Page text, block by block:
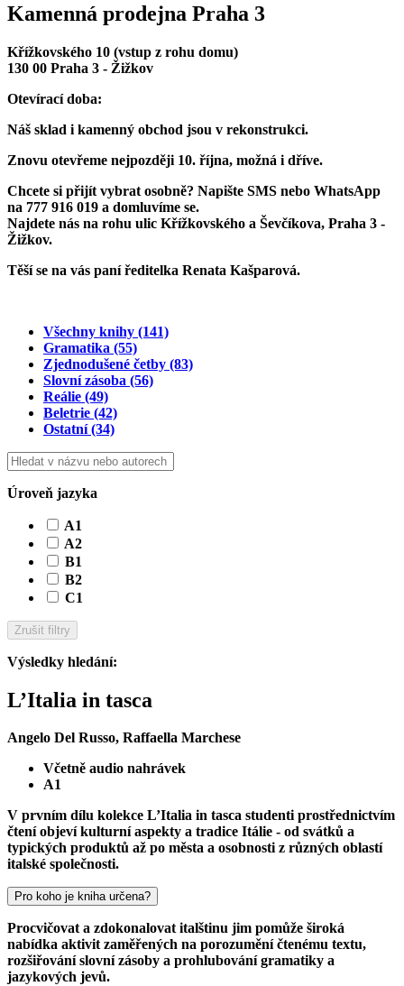
Kamenná prodejna Praha 3
Křížkovského 10 (vstup z rohu domu)
130 00 Praha 3 - Žižkov
Otevírací doba:
Náš sklad i kamenný obchod jsou v rekonstrukci.
Znovu otevřeme nejpozději 10. října, možná i dříve.
Chcete si přijít vybrat osobně? Napište SMS nebo WhatsApp
na 777 916 019 a domluvíme se.
Najdete nás na rohu ulic Křížkovského a Ševčíkova, Praha 3 -
Žižkov.
Těší se na vás paní ředitelka Renata Kašparová.
Všechny knihy (141)
Gramatika (55)
Zjednodušené četby (83)
Slovní zásoba (56)
Reálie (49)
Beletrie (42)
Ostatní(34)
Úroveň jazyka
A1
A2
B1
B2
C1
Zrušit filtry
Výsledky hledání:
L’Italia in tasca
Angelo Del Russo, Raffaella Marchese
Včetně audio nahrávek
A1
V prvním dílu kolekce L’Italia in tasca studenti prostřednictvím
čtení objeví kulturní aspekty a tradice Itálie - od svátků a
typických produktů až po města a osobnosti z různých oblastí
italské společnosti.
Pro koho je kniha určena?
Procvičovat a zdokonalovat italštinu jim pomůže široká
nabídka aktivit zaměřených na porozumění čtenému textu,
rozšiřování slovní zásoby a prohlubování gramatiky a
jazykových jevů.